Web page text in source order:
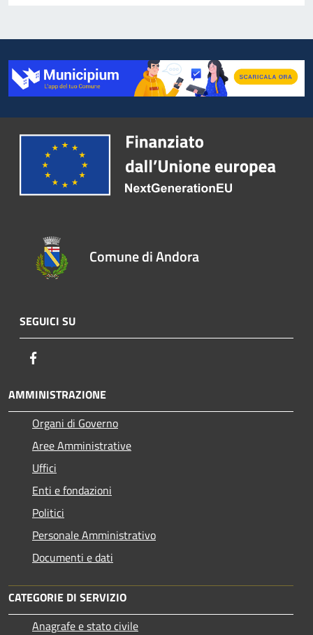
Comune di Andora
SEGUICI SU
AMMINISTRAZIONE
Organi di Governo
Aree Amministrative
Uffici
Enti e fondazioni
Politici
Personale Amministrativo
Documenti e dati
CATEGORIE DI SERVIZIO
Anagrafe e stato civile